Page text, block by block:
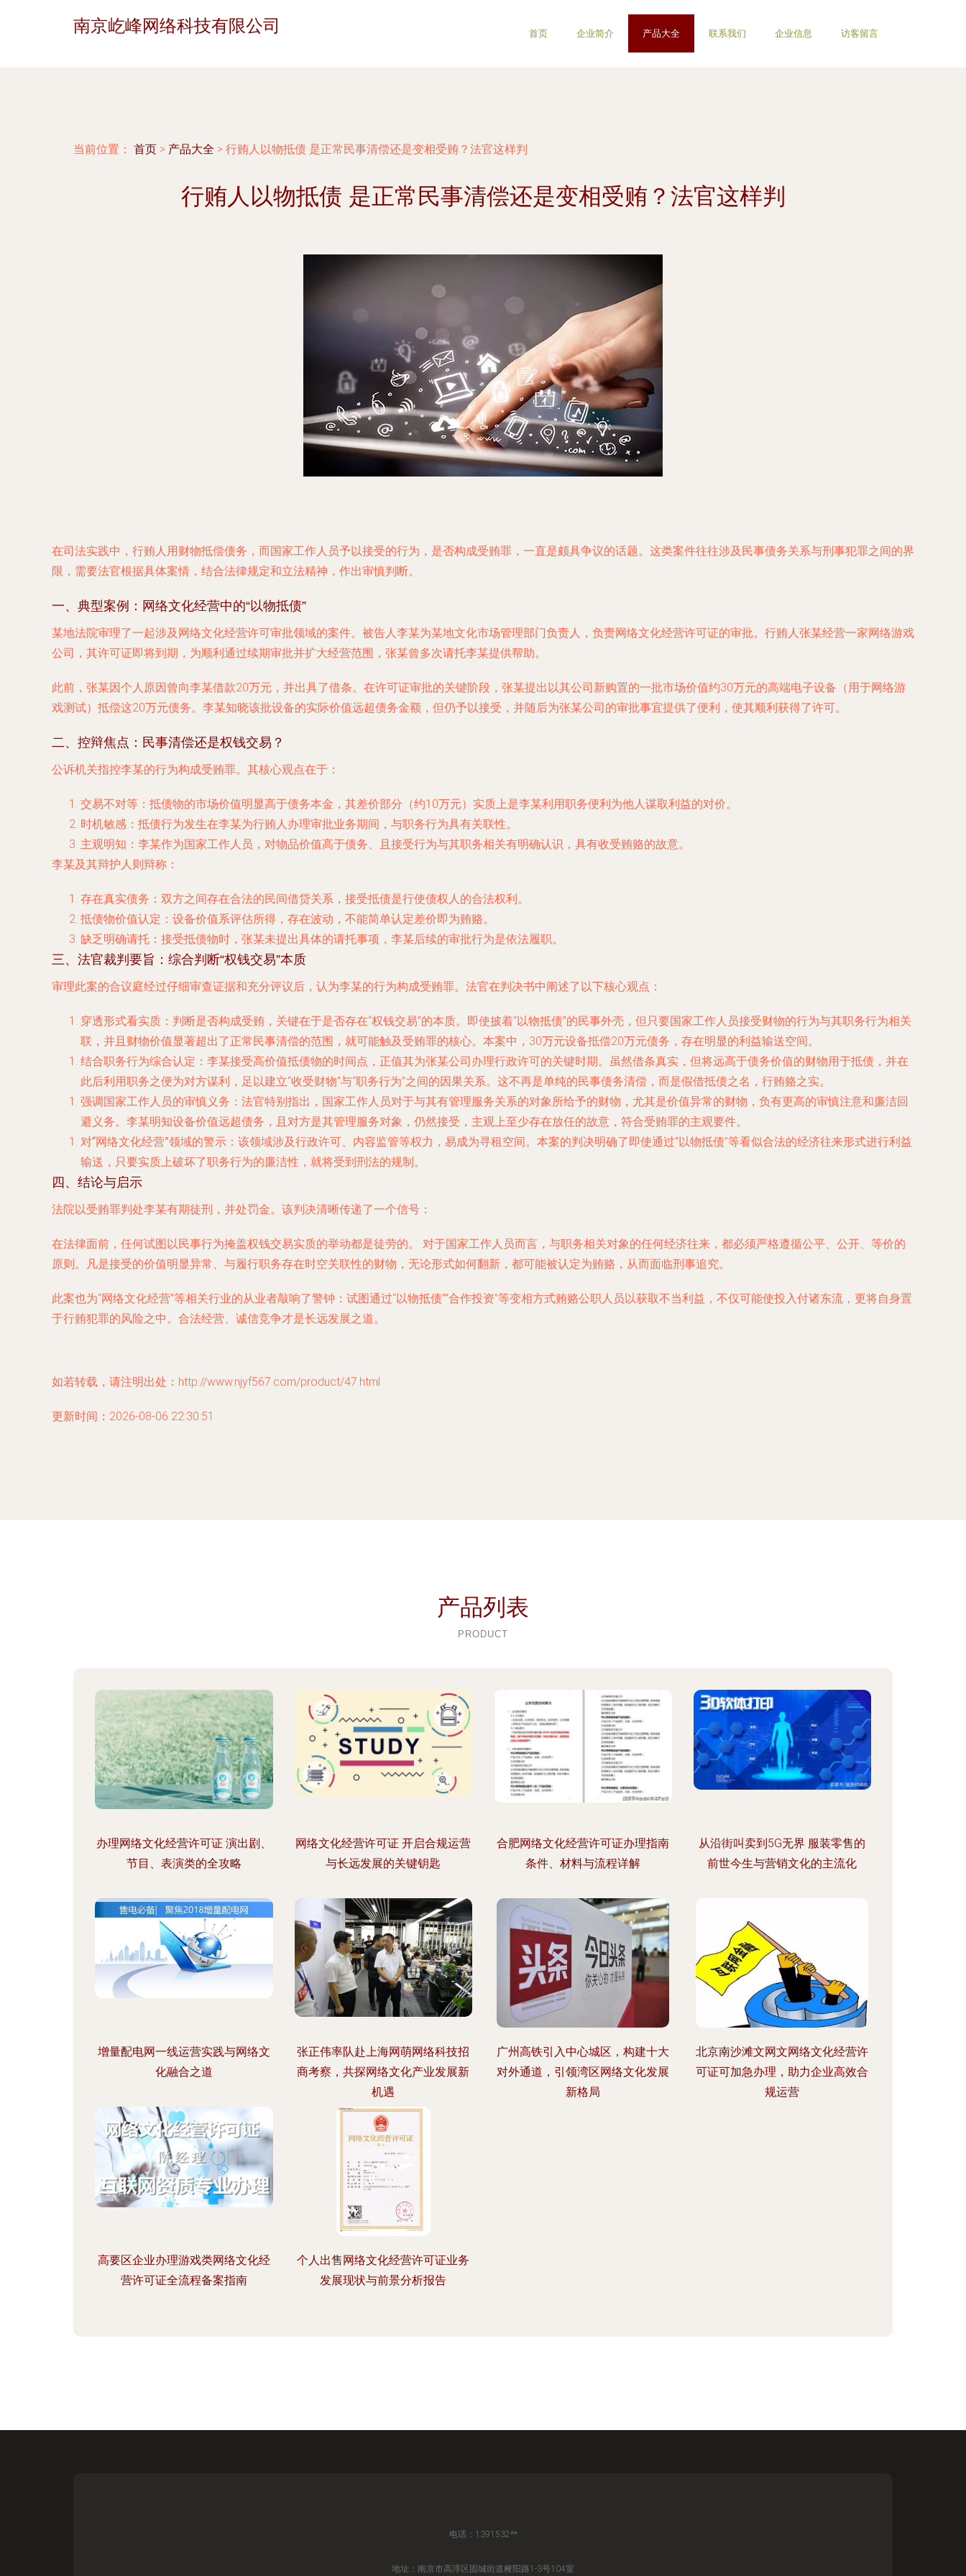
南京屹峰网络科技有限公司 首页 企业简介 产品大全 联系我们 企业信息 访客留言
当前位置： 首页 > 产品大全 > 行贿人以物抵债 是正常民事清偿还是变相受贿？法官这样判
行贿人以物抵债 是正常民事清偿还是变相受贿？法官这样判
在司法实践中，行贿人用财物抵偿债务，而国家工作人员予以接受的行为，是否构成受贿罪，一直是颇具争议的话题。这类案件往往涉及民事债务关系与刑事犯罪之间的界
限，需要法官根据具体案情，结合法律规定和立法精神，作出审慎判断。
一、典型案例：网络文化经营中的“以物抵债”
某地法院审理了一起涉及网络文化经营许可审批领域的案件。被告人李某为某地文化市场管理部门负责人，负责网络文化经营许可证的审批。行贿人张某经营一家网络游戏
公司，其许可证即将到期，为顺利通过续期审批并扩大经营范围，张某曾多次请托李某提供帮助。
此前，张某因个人原因曾向李某借款20万元，并出具了借条。在许可证审批的关键阶段，张某提出以其公司新购置的一批市场价值约30万元的高端电子设备（用于网络游
戏测试）抵偿这20万元债务。李某知晓该批设备的实际价值远超债务金额，但仍予以接受，并随后为张某公司的审批事宜提供了便利，使其顺利获得了许可。
二、控辩焦点：民事清偿还是权钱交易？
公诉机关指控李某的行为构成受贿罪。其核心观点在于：
交易不对等 ：抵债物的市场价值明显高于债务本金，其差价部分（约10万元）实质上是李某利用职务便利为他人谋取利益的对价。
时机敏感 ：抵债行为发生在李某为行贿人办理审批业务期间，与职务行为具有关联性。
主观明知 ：李某作为国家工作人员，对物品价值高于债务、且接受行为与其职务相关有明确认识，具有收受贿赂的故意。
李某及其辩护人则辩称：
存在真实债务 ：双方之间存在合法的民间借贷关系，接受抵债是行使债权人的合法权利。
抵债物价值认定 ：设备价值系评估所得，存在波动，不能简单认定差价即为贿赂。
缺乏明确请托 ：接受抵债物时，张某未提出具体的请托事项，李某后续的审批行为是依法履职。
三、法官裁判要旨：综合判断“权钱交易”本质
审理此案的合议庭经过仔细审查证据和充分评议后，认为李某的行为构成受贿罪。法官在判决书中阐述了以下核心观点：
穿透形式看实质 ：判断是否构成受贿，关键在于是否存在“权钱交易”的本质。即使披着“以物抵债”的民事外壳，但只要国家工作人员接受财物的行为与其职务行为相关
联，并且财物价值显著超出了正常民事清偿的范围，就可能触及受贿罪的核心。本案中，30万元设备抵偿20万元债务，存在明显的利益输送空间。
结合职务行为综合认定 ：李某接受高价值抵债物的时间点，正值其为张某公司办理行政许可的关键时期。虽然借条真实，但将远高于债务价值的财物用于抵债，并在
此后利用职务之便为对方谋利，足以建立“收受财物”与“职务行为”之间的因果关系。这不再是单纯的民事债务清偿，而是假借抵债之名，行贿赂之实。
强调国家工作人员的审慎义务 ：法官特别指出，国家工作人员对于与其有管理服务关系的对象所给予的财物，尤其是价值异常的财物，负有更高的审慎注意和廉洁回
避义务。李某明知设备价值远超债务，且对方是其管理服务对象，仍然接受，主观上至少存在放任的故意，符合受贿罪的主观要件。
对“网络文化经营”领域的警示 ：该领域涉及行政许可、内容监管等权力，易成为寻租空间。本案的判决明确了即使通过“以物抵债”等看似合法的经济往来形式进行利益
输送，只要实质上破坏了职务行为的廉洁性，就将受到刑法的规制。
四、结论与启示
法院以受贿罪判处李某有期徒刑，并处罚金。该判决清晰传递了一个信号：
在法律面前，任何试图以民事行为掩盖权钱交易实质的举动都是徒劳的。
对于国家工作人员而言，与职务相关对象的任何经济往来，都必须严格遵循公平、公开、等价的
原则。凡是接受的价值明显异常、与履行职务存在时空关联性的财物，无论形式如何翻新，都可能被认定为贿赂，从而面临刑事追究。
此案也为“网络文化经营”等相关行业的从业者敲响了警钟：试图通过“以物抵债”“合作投资”等变相方式贿赂公职人员以获取不当利益，不仅可能使投入付诸东流，更将自身置
于行贿犯罪的风险之中。合法经营、诚信竞争才是长远发展之道。
如若转载，请注明出处：http://www.njyf567.com/product/47.html
更新时间：2026-08-06 22:30:51
产品列表
PRODUCT
办理网络文化经营许可证 演出剧、
节目、表演类的全攻略
网络文化经营许可证 开启合规运营
与长远发展的关键钥匙
合肥网络文化经营许可证办理指南
条件、材料与流程详解
从沿街叫卖到5G无界 服装零售的
前世今生与营销文化的主流化
增量配电网一线运营实践与网络文
化融合之道
张正伟率队赴上海网萌网络科技招
商考察，共探网络文化产业发展新
机遇
广州高铁引入中心城区，构建十大
对外通道，引领湾区网络文化发展
新格局
北京南沙滩文网文网络文化经营许
可证可加急办理，助力企业高效合
规运营
高要区企业办理游戏类网络文化经
营许可证全流程备案指南
个人出售网络文化经营许可证业务
发展现状与前景分析报告
电话：1391532**
地址：南京市高淳区固城街道桠阳路1-3号104室